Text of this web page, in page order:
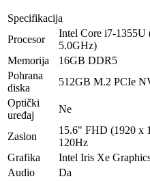
Specifikacija
Procesor
Intel Core i7-1355U
5.0GHz)
Memorija
16GB DDR5
Pohrana
diska
512GB M.2 PCIe
Optički
uređaj
Ne
Zaslon
15.6" FHD (1920 x
120Hz
Grafika
Intel Iris Xe
Audio
Da